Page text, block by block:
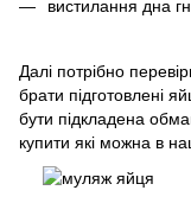
вистилання дна
Далі потрібно
брати підготовлені
бути підкладена
купити які можна в н